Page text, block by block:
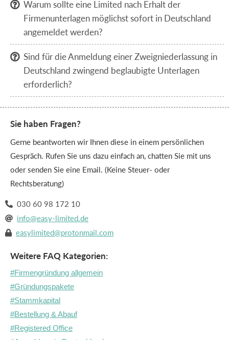
 Warum sollte eine Limited nach Erhalt der
Firmenunterlagen möglichst sofort in Deutschland
angemeldet werden?
 Sind für die Anmeldung einer Zweigniederlassung in
Deutschland zwingend beglaubigte Unterlagen
erforderlich?
Sie haben Fragen?
Gerne beantworten wir Ihnen diese in einem persönlichen
Gespräch. Rufen Sie uns dazu einfach an, chatten Sie mit uns
oder senden Sie eine Email. (Keine Steuer- oder
Rechtsberatung)
 030 60 98 172 10
 info@easy-limited.de
 easylimited@protonmail.com
Weitere FAQ Kategorien:
#Firmengründung allgemein
#Gründungspakete
#Stammkapital
#Bestellung & Abauf
#Registered Office